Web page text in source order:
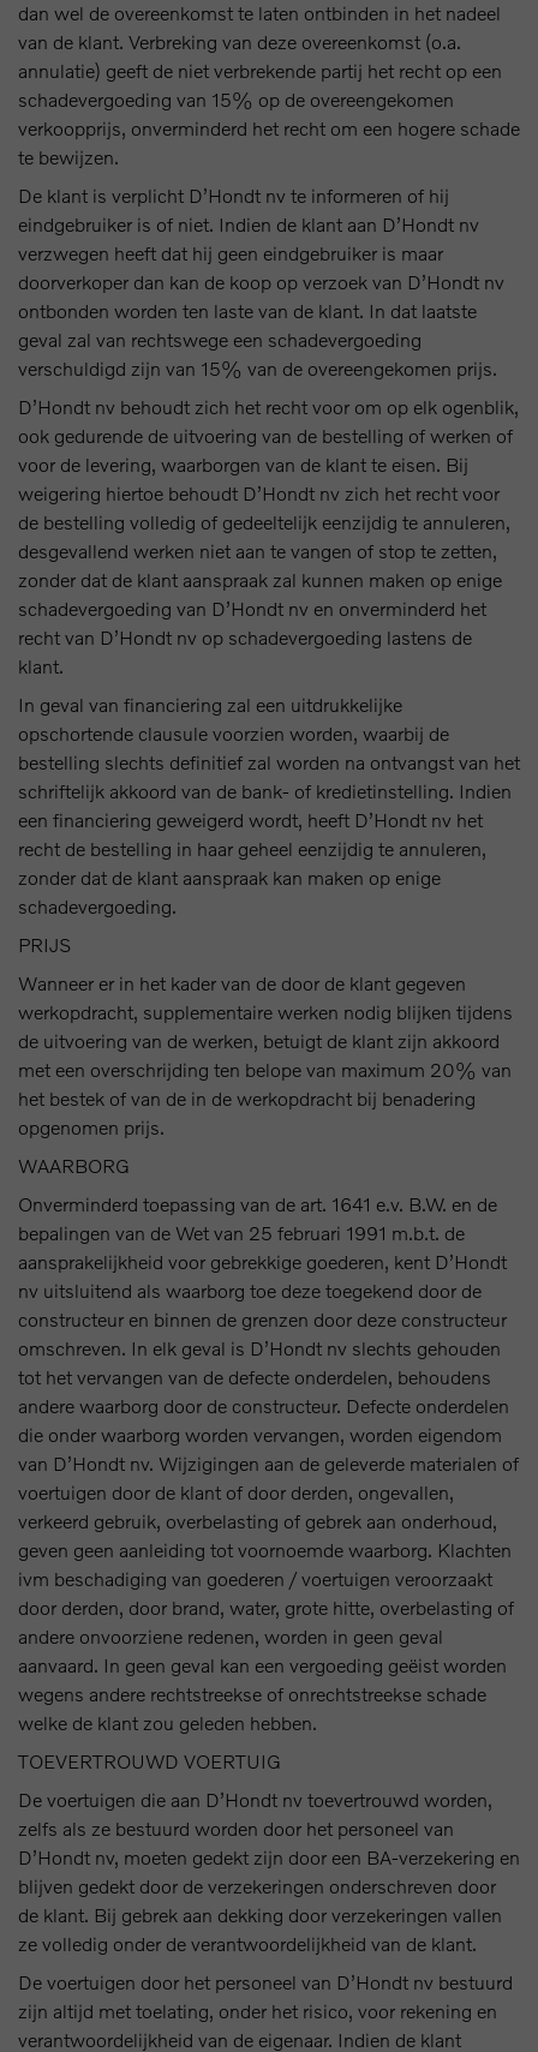
dan wel de overeenkomst te laten ontbinden in het nadeel
van de klant. Verbreking van deze overeenkomst (o.a.
annulatie) geeft de niet verbrekende partij het recht op een
schadevergoeding van 15% op de overeengekomen
verkoopprijs, onverminderd het recht om een hogere schade
te bewijzen.
De klant is verplicht D’Hondt nv te informeren of hij
eindgebruiker is of niet. Indien de klant aan D’Hondt nv
verzwegen heeft dat hij geen eindgebruiker is maar
doorverkoper dan kan de koop op verzoek van D’Hondt nv
ontbonden worden ten laste van de klant. In dat laatste
geval zal van rechtswege een schadevergoeding
verschuldigd zijn van 15% van de overeengekomen prijs.
D’Hondt nv behoudt zich het recht voor om op elk ogenblik,
ook gedurende de uitvoering van de bestelling of werken of
voor de levering, waarborgen van de klant te eisen. Bij
weigering hiertoe behoudt D’Hondt nv zich het recht voor
de bestelling volledig of gedeeltelijk eenzijdig te annuleren,
desgevallend werken niet aan te vangen of stop te zetten,
zonder dat de klant aanspraak zal kunnen maken op enige
schadevergoeding van D’Hondt nv en onverminderd het
recht van D’Hondt nv op schadevergoeding lastens de
klant.
In geval van financiering zal een uitdrukkelijke
opschortende clausule voorzien worden, waarbij de
bestelling slechts definitief zal worden na ontvangst van het
schriftelijk akkoord van de bank- of kredietinstelling. Indien
een financiering geweigerd wordt, heeft D’Hondt nv het
recht de bestelling in haar geheel eenzijdig te annuleren,
zonder dat de klant aanspraak kan maken op enige
schadevergoeding.
PRIJS
Wanneer er in het kader van de door de klant gegeven
werkopdracht, supplementaire werken nodig blijken tijdens
de uitvoering van de werken, betuigt de klant zijn akkoord
met een overschrijding ten belope van maximum 20% van
het bestek of van de in de werkopdracht bij benadering
opgenomen prijs.
WAARBORG
Onverminderd toepassing van de art. 1641 e.v. B.W. en de
bepalingen van de Wet van 25 februari 1991 m.b.t. de
aansprakelijkheid voor gebrekkige goederen, kent D’Hondt
nv uitsluitend als waarborg toe deze toegekend door de
constructeur en binnen de grenzen door deze constructeur
omschreven. In elk geval is D’Hondt nv slechts gehouden
tot het vervangen van de defecte onderdelen, behoudens
andere waarborg door de constructeur. Defecte onderdelen
die onder waarborg worden vervangen, worden eigendom
van D’Hondt nv. Wijzigingen aan de geleverde materialen of
voertuigen door de klant of door derden, ongevallen,
verkeerd gebruik, overbelasting of gebrek aan onderhoud,
geven geen aanleiding tot voornoemde waarborg. Klachten
ivm beschadiging van goederen / voertuigen veroorzaakt
door derden, door brand, water, grote hitte, overbelasting of
andere onvoorziene redenen, worden in geen geval
aanvaard. In geen geval kan een vergoeding geëist worden
wegens andere rechtstreekse of onrechtstreekse schade
welke de klant zou geleden hebben.
TOEVERTROUWD VOERTUIG
De voertuigen die aan D’Hondt nv toevertrouwd worden,
zelfs als ze bestuurd worden door het personeel van
D’Hondt nv, moeten gedekt zijn door een BA-verzekering en
blijven gedekt door de verzekeringen onderschreven door
de klant. Bij gebrek aan dekking door verzekeringen vallen
ze volledig onder de verantwoordelijkheid van de klant.
De voertuigen door het personeel van D’Hondt nv bestuurd
zijn altijd met toelating, onder het risico, voor rekening en
verantwoordelijkheid van de eigenaar. Indien de klant